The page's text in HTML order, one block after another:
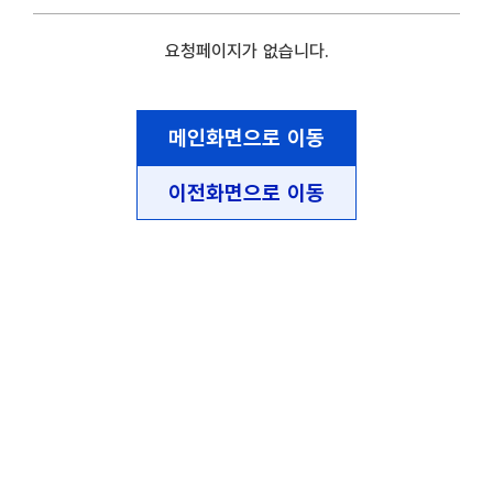
요청페이지가 없습니다.
메인화면으로 이동
이전화면으로 이동